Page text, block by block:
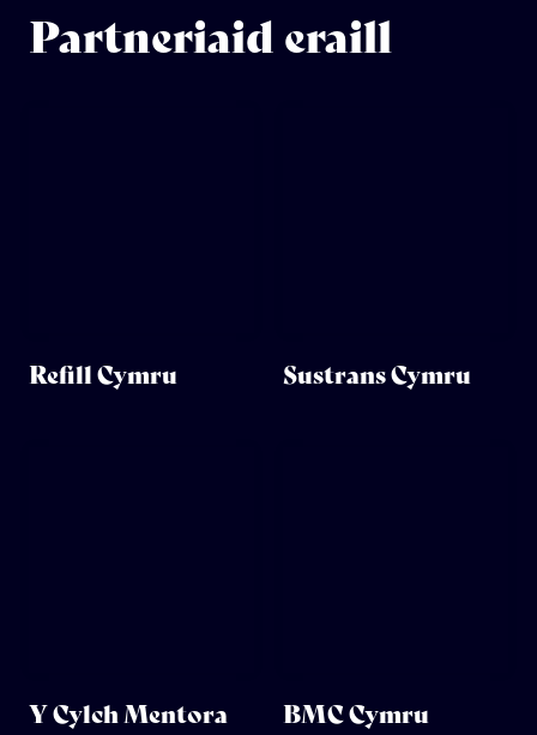
Partneriaid eraill
Refill Cymru Sustrans Cymru
Y Cylch Mentora BMC Cymru